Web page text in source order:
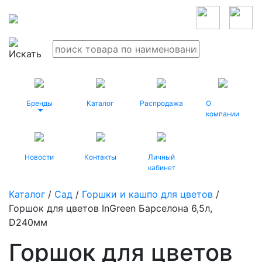
Бренды Каталог Распродажа
О
компании
Новости Контакты
Личный
кабинет
Каталог / Сад / Горшки и кашпо для цветов /
Горшок для цветов InGreen Барселона 6,5л,
D240мм
Горшок для цветов